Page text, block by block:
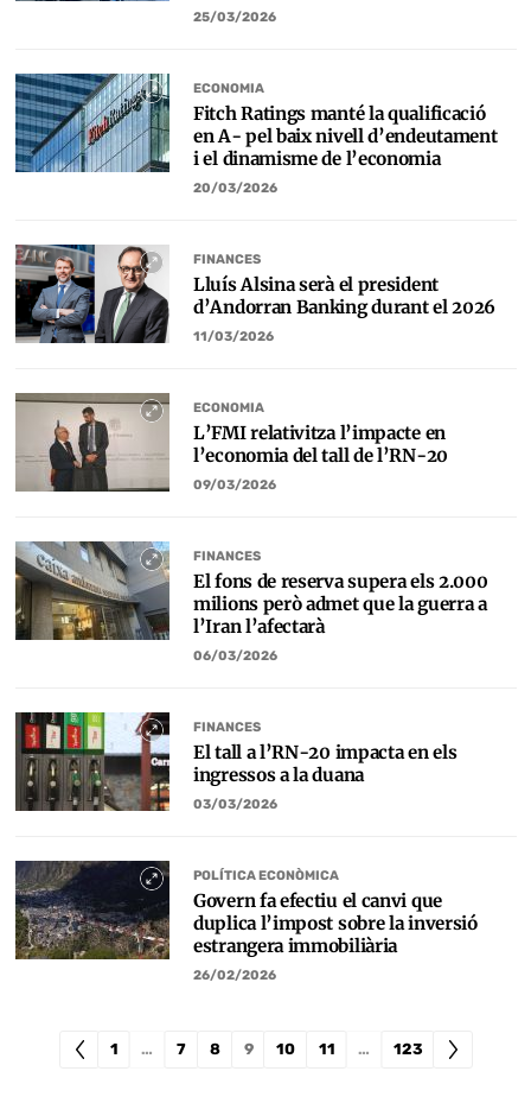
25/03/2026
ECONOMIA
Fitch Ratings manté la qualificació
en A- pel baix nivell d’endeutament
i el dinamisme de l’economia
20/03/2026
FINANCES
Lluís Alsina serà el president
d’Andorran Banking durant el 2026
11/03/2026
ECONOMIA
L’FMI relativitza l’impacte en
l’economia del tall de l’RN-20
09/03/2026
FINANCES
El fons de reserva supera els 2.000
milions però admet que la guerra a
l’Iran l’afectarà
06/03/2026
FINANCES
El tall a l’RN-20 impacta en els
ingressos a la duana
03/03/2026
POLÍTICA ECONÒMICA
Govern fa efectiu el canvi que
duplica l’impost sobre la inversió
estrangera immobiliària
26/02/2026
1 … 7 8 9 10 11 … 123